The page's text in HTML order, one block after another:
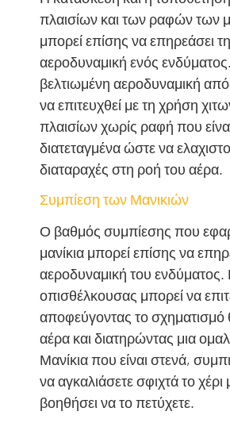
πλαισίων και των ραφών των
μπορεί επίσης να επηρεάσει
αεροδυναμική ενός
βελτιωμένη αεροδυναμική
να επιτευχθεί με τη χρήση
πλαισίων χωρίς ραφή που
διατεταγμένα ώστε να
διαταραχές στη ροή του αέρα.
Συμπίεση των Μανικιών
Ο βαθμός συμπίεσης που
μανίκια μπορεί επίσης να
αεροδυναμική του
οπισθέλκουσας μπορεί να
αποφεύγοντας το
αέρα και διατηρώντας μια
Μανίκια που είναι στενά,
να αγκαλιάσετε σφιχτά το
βοηθήσει να το πετύχετε.